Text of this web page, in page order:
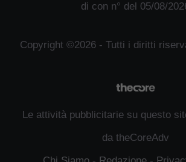
di con n° del 05/08/
Copyright ©2026 - Tutti i diritti
Le attività pubblicitarie su questo
da theCoreAdv